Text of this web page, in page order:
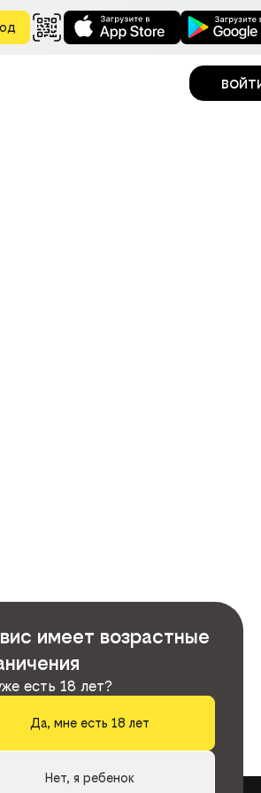
имеет возрастные
есть 18 лет?
Да, мне есть 18 лет
Нет, я ребенок